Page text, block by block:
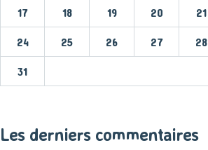
17 18 19 20 21
24 25 26 27 28
31
Les derniers commentaires